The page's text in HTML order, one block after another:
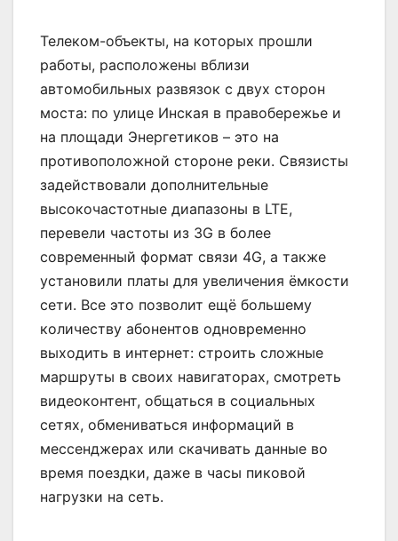
Телеком-объекты, на которых прошли
работы, расположены вблизи
автомобильных развязок c двух сторон
моста: по улице Инская в правобережье и
на площади Энергетиков – это на
противоположной стороне реки. Связисты
задействовали дополнительные
высокочастотные диапазоны в LTE,
перевели частоты из 3G в более
современный формат связи 4G, а также
установили платы для увеличения ёмкости
сети. Все это позволит ещё большему
количеству абонентов одновременно
выходить в интернет: строить сложные
маршруты в своих навигаторах, смотреть
видеоконтент, общаться в социальных
сетях, обмениваться информаций в
мессенджерах или скачивать данные во
время поездки, даже в часы пиковой
нагрузки на сеть.